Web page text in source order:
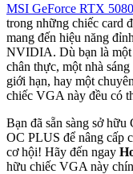
MSI GeForce RTX
trong những chiếc card
mang đến hiệu năng
NVIDIA. Dù bạn là một
chân thực, một nhà
giới hạn, hay một
chiếc VGA này đều có
Bạn đã sẵn sàng sở
OC PLUS để nâng cấp
cơ hội! Hãy đến ngay
hữu chiếc VGA này